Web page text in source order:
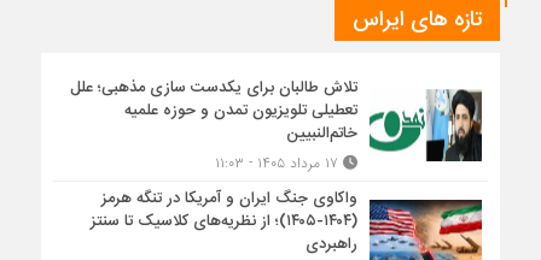
تازه های ایراس
تلاش طالبان برای یکدست سازی مذهبی؛ علل
تعطیلی تلویزیون تمدن و حوزه علمیه
خاتم‌النبیین
واکاوی جنگ ایران و آمریکا در تنگه هرمز
(۱۴۰۴-۱۴۰۵)؛ از نظریه‌های کلاسیک تا سنتز
راهبردی